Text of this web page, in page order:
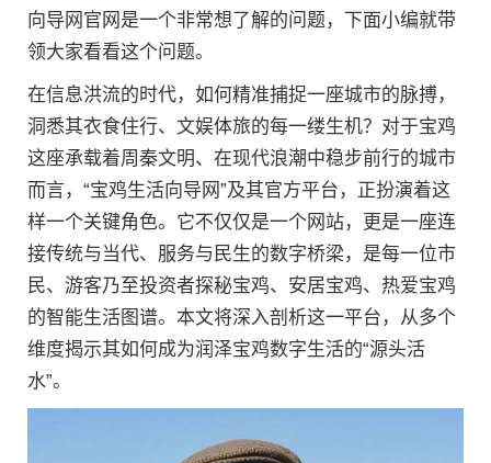
向导网官网是一个非常想了解的问题，下面小编就带
领大家看看这个问题。
在信息洪流的时代，如何精准捕捉一座城市的脉搏，
洞悉其衣食住行、文娱体旅的每一缕生机？对于宝鸡
这座承载着周秦文明、在现代浪潮中稳步前行的城市
而言，“宝鸡生活向导网”及其官方平台，正扮演着这
样一个关键角色。它不仅仅是一个网站，更是一座连
接传统与当代、服务与民生的数字桥梁，是每一位市
民、游客乃至投资者探秘宝鸡、安居宝鸡、热爱宝鸡
的智能生活图谱。本文将深入剖析这一平台，从多个
维度揭示其如何成为润泽宝鸡数字生活的“源头活
水”。